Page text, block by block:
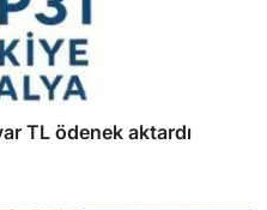
TL ödenek aktardı